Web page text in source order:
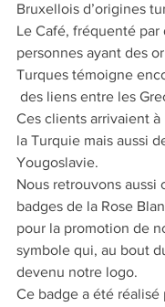
Bruxellois d’origines
Le Café, fréquenté par
personnes ayant des
Turques témoigne
des liens entre les
Ces clients arrivaient
la Turquie mais aussi
Yougoslavie.
Nous retrouvons aussi
badges de la Rose
pour la promotion de
symbole qui, au bout
devenu notre logo.
Ce badge a été réalisé